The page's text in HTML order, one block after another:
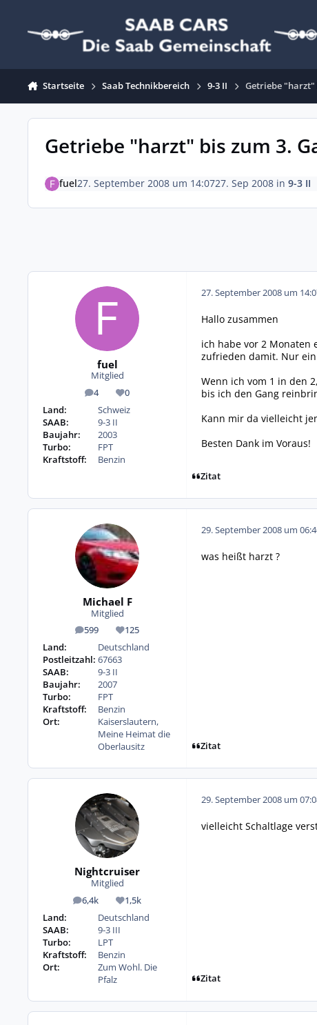
Startseite Saab Technikbereich 9-3 II Getriebe "harzt"
Getriebe "harzt" bis zum 3.
fuel27. September 2008 um 14:0727. Sep 2008in 9-3 II
fuel
Mitglied
4
Beiträge0
Reputation
Land:
Schweiz
SAAB:
9-3 II
Baujahr:
2003
Turbo:
FPT
Kraftstoff:
Benzin
27. September 2008 um
Hallo zusammen
ich habe vor 2 Monaten
zufrieden damit. Nur
Wenn ich vom 1 in den
bis ich den Gang
Kann mir da vielleicht
Besten Dank im Voraus!
Zitat
Michael F
Mitglied
599
Beiträge 125
Reputation
Land:
Deutschland
Postleitzahl: 67663
SAAB:
9-3 II
Baujahr:
2007
Turbo:
FPT
Kraftstoff:
Benzin
Ort:
Kaiserslautern,
Meine Heimat die
Oberlausitz
29. September 2008 um
was heißt harzt ?
Zitat
Nightcruiser
Mitglied
6,4k
Beiträge 1,5k
Reputation
Land:
Deutschland
SAAB:
9-3 III
Turbo:
LPT
Kraftstoff:
Benzin
Ort:
Zum Wohl. Die
Pfalz
29. September 2008 um
vielleicht Schaltlage
Zitat